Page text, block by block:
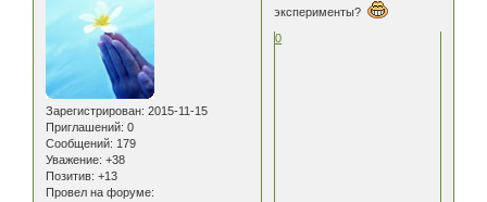
Зарегистрирован: 2015-11-15
Приглашений: 0
Сообщений: 179
Уважение: +38
Позитив: +13
Провел на форуме:
эксперименты?
0